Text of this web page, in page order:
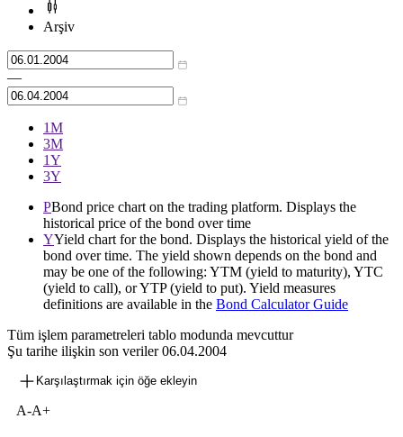
Arşiv
—
1М
3М
1Y
3Y
PBond price chart on the trading platform. Displays the
historical price of the bond over time
YYield chart for the bond. Displays the historical yield of the
bond over time. The yield shown depends on the bond and
may be one of the following: YTM (yield to maturity), YTC
(yield to call), or YTP (yield to put). Yield measures
definitions are available in the Bond Calculator Guide
Tüm işlem parametreleri tablo modunda mevcuttur
Şu tarihe ilişkin son veriler06.04.2004
Karşılaştırmak için öğe ekleyin